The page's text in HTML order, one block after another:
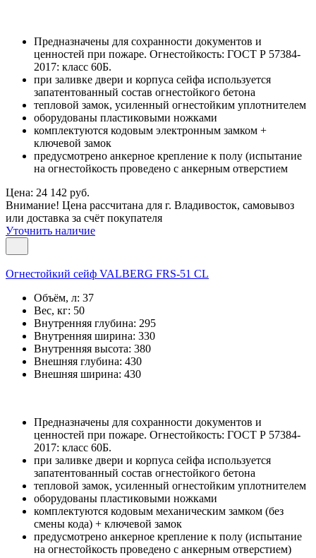
Предназначены для сохранности документов и
ценностей при пожаре. Огнестойкость: ГОСТ Р 57384-
2017: класс 60Б.
при заливке двери и корпуса сейфа используется
запатентованный состав огнестойкого бетона
тепловой замок, усиленный огнестойким уплотнителем
оборудованы пластиковыми ножками
комплектуются кодовым электронным замком +
ключевой замок
предусмотрено анкерное крепление к полу (испытание
на огнестойкость проведено с анкерным отверстием
Цена: 24 142 руб.
Внимание! Цена рассчитана для г. Владивосток, самовывоз
или доставка за счёт покупателя
Уточнить наличие
Огнестойкий сейф VALBERG FRS-51 CL
Объём, л: 37
Вес, кг: 50
Внутренняя глубина: 295
Внутренняя ширина: 330
Внутренняя высота: 380
Внешняя глубина: 430
Внешняя ширина: 430
Предназначены для сохранности документов и
ценностей при пожаре. Огнестойкость: ГОСТ Р 57384-
2017: класс 60Б.
при заливке двери и корпуса сейфа используется
запатентованный состав огнестойкого бетона
тепловой замок, усиленный огнестойким уплотнителем
оборудованы пластиковыми ножками
комплектуются кодовым механическим замком (без
смены кода) + ключевой замок
предусмотрено анкерное крепление к полу (испытание
на огнестойкость проведено с анкерным отверстием)